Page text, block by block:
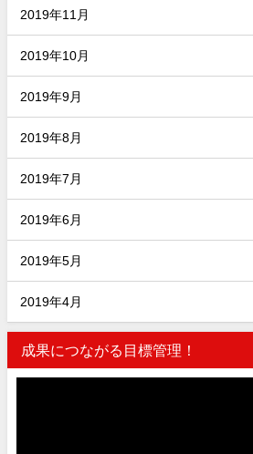
2019年11月
2019年10月
2019年9月
2019年8月
2019年7月
2019年6月
2019年5月
2019年4月
成果につながる目標管理！